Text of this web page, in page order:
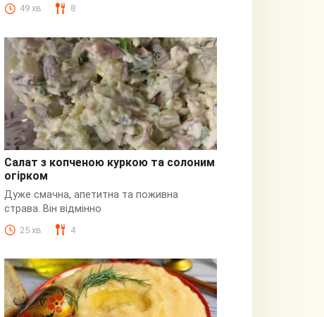
49 хв 8
З куркою
Салат з копченою куркою та солоним
огірком
Дуже смачна, апетитна та поживна
страва. Він відмінно
25 хв 4